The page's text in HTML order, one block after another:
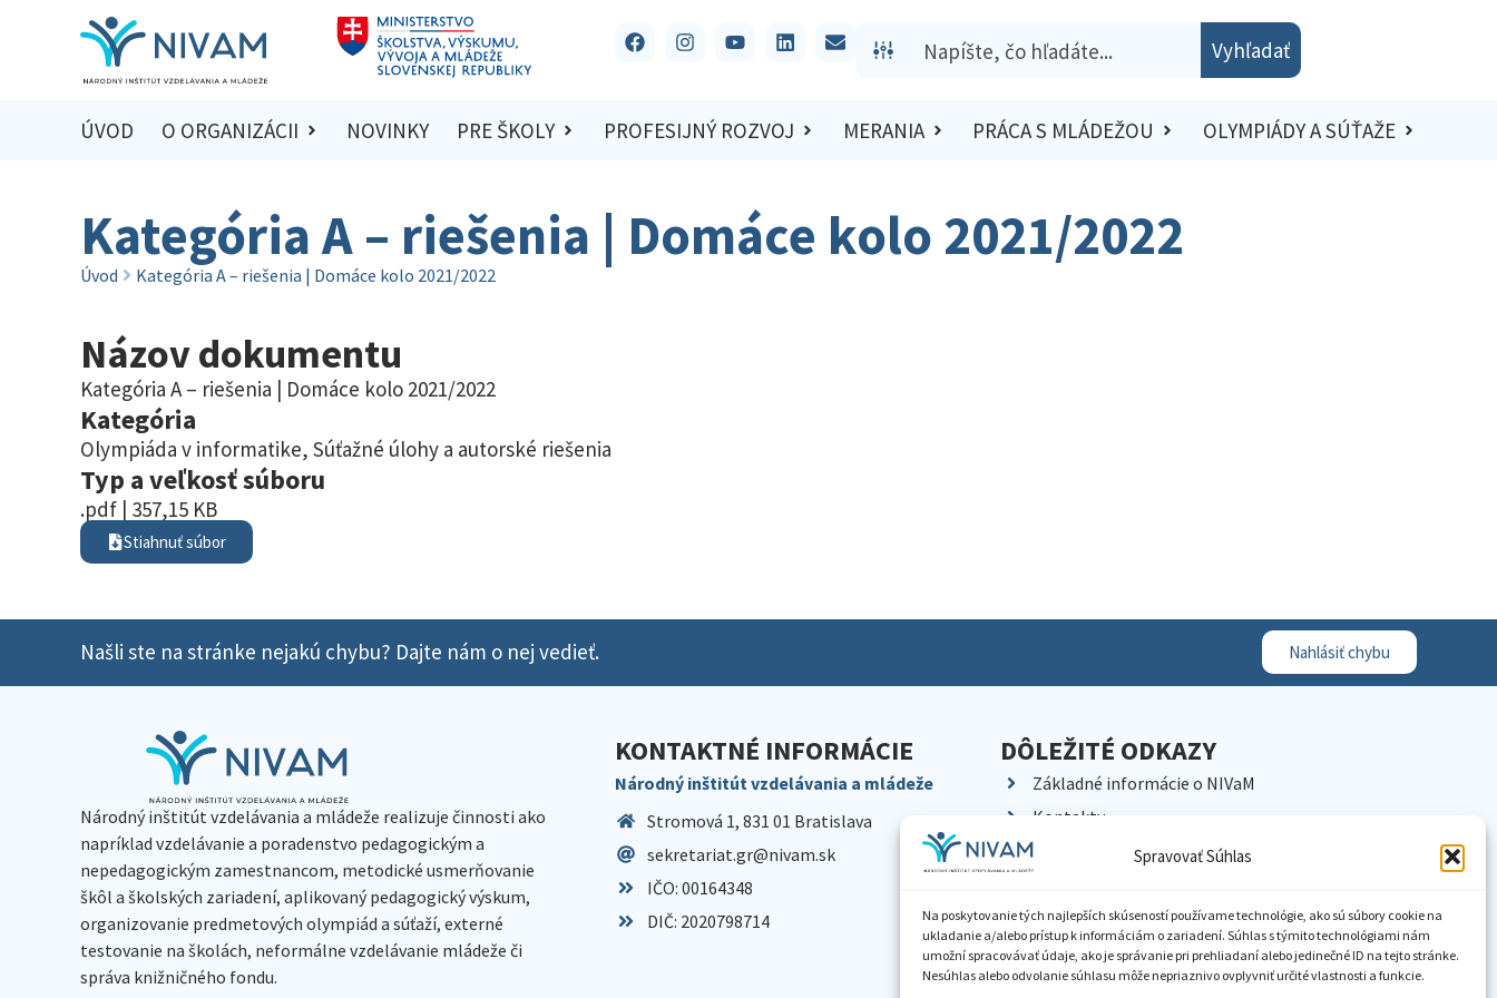
Spravovať Súhlas
Na poskytovanie tých najlepších skúseností používame technológie, ako sú súbory cookie na
ukladanie a/alebo prístup k informáciám o zariadení. Súhlas s týmito technológiami nám
umožní spracovávať údaje, ako je správanie pri prehliadaní alebo jedinečné ID na tejto stránke.
Nesúhlas alebo odvolanie súhlasu môže nepriaznivo ovplyvniť určité vlastnosti a funkcie.
Vyhľadať
ÚVOD O ORGANIZÁCII NOVINKY PRE ŠKOLY PROFESIJNÝ ROZVOJ MERANIA PRÁCA S MLÁDEŽOU OLYMPIÁDY A SÚŤAŽE
Kategória A – riešenia | Domáce kolo 2021/2022
Úvod Kategória A – riešenia | Domáce kolo 2021/2022
Názov dokumentu
Kategória A – riešenia | Domáce kolo 2021/2022
Kategória
Olympiáda v informatike, Súťažné úlohy a autorské riešenia
Typ a veľkosť súboru
.pdf | 357,15 KB
Stiahnuť súbor
Našli ste na stránke nejakú chybu? Dajte nám o nej vedieť. Nahlásiť chybu
Národný inštitút vzdelávania a mládeže realizuje činnosti ako
napríklad vzdelávanie a poradenstvo pedagogickým a
nepedagogickým zamestnancom, metodické usmerňovanie
škôl a školských zariadení, aplikovaný pedagogický výskum,
organizovanie predmetových olympiád a súťaží, externé
testovanie na školách, neformálne vzdelávanie mládeže či
správa knižničného fondu.
KONTAKTNÉ INFORMÁCIE
Národný inštitút vzdelávania a mládeže
Stromová 1, 831 01 Bratislava
sekretariat.gr@nivam.sk
IČO: 00164348
DIČ: 2020798714
DÔLEŽITÉ ODKAZY
Základné informácie o NIVaM
Kontakty
Kariéra
Pracoviská NIVaM
Dokumenty inštitúcie
Knižnica